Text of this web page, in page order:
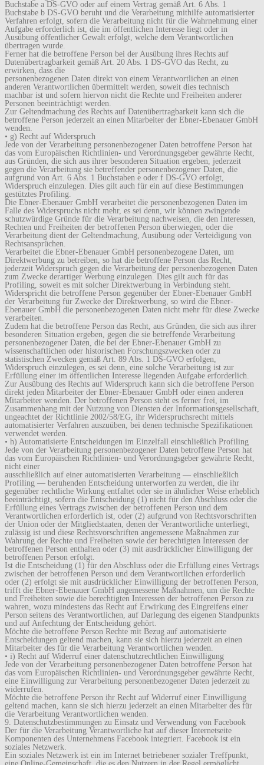
Buchstabe a DS-GVO oder auf einem Vertrag gemäß Art. 6 Abs. 1
Buchstabe b DS-GVO beruht und die Verarbeitung mithilfe automatisierter
Verfahren erfolgt, sofern die Verarbeitung nicht für die Wahrnehmung einer
Aufgabe erforderlich ist, die im öffentlichen Interesse liegt oder in
Ausübung öffentlicher Gewalt erfolgt, welche dem Verantwortlichen
übertragen wurde.
Ferner hat die betroffene Person bei der Ausübung ihres Rechts auf
Datenübertragbarkeit gemäß Art. 20 Abs. 1 DS-GVO das Recht, zu
erwirken, dass die
personenbezogenen Daten direkt von einem Verantwortlichen an einen
anderen Verantwortlichen übermittelt werden, soweit dies technisch
machbar ist und sofern hiervon nicht die Rechte und Freiheiten anderer
Personen beeinträchtigt werden.
Zur Geltendmachung des Rechts auf Datenübertragbarkeit kann sich die
betroffene Person jederzeit an einen Mitarbeiter der Ebner-Ebenauer GmbH
wenden.
• g) Recht auf Widerspruch
Jede von der Verarbeitung personenbezogener Daten betroffene Person hat
das vom Europäischen Richtlinien- und Verordnungsgeber gewährte Recht,
aus Gründen, die sich aus ihrer besonderen Situation ergeben, jederzeit
gegen die Verarbeitung sie betreffender personenbezogener Daten, die
aufgrund von Art. 6 Abs. 1 Buchstaben e oder f DS-GVO erfolgt,
Widerspruch einzulegen. Dies gilt auch für ein auf diese Bestimmungen
gestütztes Profiling.
Die Ebner-Ebenauer GmbH verarbeitet die personenbezogenen Daten im
Falle des Widerspruchs nicht mehr, es sei denn, wir können zwingende
schutzwürdige Gründe für die Verarbeitung nachweisen, die den Interessen,
Rechten und Freiheiten der betroffenen Person überwiegen, oder die
Verarbeitung dient der Geltendmachung, Ausübung oder Verteidigung von
Rechtsansprüchen.
Verarbeitet die Ebner-Ebenauer GmbH personenbezogene Daten, um
Direktwerbung zu betreiben, so hat die betroffene Person das Recht,
jederzeit Widerspruch gegen die Verarbeitung der personenbezogenen Daten
zum Zwecke derartiger Werbung einzulegen. Dies gilt auch für das
Profiling, soweit es mit solcher Direktwerbung in Verbindung steht.
Widerspricht die betroffene Person gegenüber der Ebner-Ebenauer GmbH
der Verarbeitung für Zwecke der Direktwerbung, so wird die Ebner-
Ebenauer GmbH die personenbezogenen Daten nicht mehr für diese Zwecke
verarbeiten.
Zudem hat die betroffene Person das Recht, aus Gründen, die sich aus ihrer
besonderen Situation ergeben, gegen die sie betreffende Verarbeitung
personenbezogener Daten, die bei der Ebner-Ebenauer GmbH zu
wissenschaftlichen oder historischen Forschungszwecken oder zu
statistischen Zwecken gemäß Art. 89 Abs. 1 DS-GVO erfolgen,
Widerspruch einzulegen, es sei denn, eine solche Verarbeitung ist zur
Erfüllung einer im öffentlichen Interesse liegenden Aufgabe erforderlich.
Zur Ausübung des Rechts auf Widerspruch kann sich die betroffene Person
direkt jeden Mitarbeiter der Ebner-Ebenauer GmbH oder einen anderen
Mitarbeiter wenden. Der betroffenen Person steht es ferner frei, im
Zusammenhang mit der Nutzung von Diensten der Informationsgesellschaft,
ungeachtet der Richtlinie 2002/58/EG, ihr Widerspruchsrecht mittels
automatisierter Verfahren auszuüben, bei denen technische Spezifikationen
verwendet werden.
• h) Automatisierte Entscheidungen im Einzelfall einschließlich Profiling
Jede von der Verarbeitung personenbezogener Daten betroffene Person hat
das vom Europäischen Richtlinien- und Verordnungsgeber gewährte Recht,
nicht einer
ausschließlich auf einer automatisierten Verarbeitung — einschließlich
Profiling — beruhenden Entscheidung unterworfen zu werden, die ihr
gegenüber rechtliche Wirkung entfaltet oder sie in ähnlicher Weise erheblich
beeinträchtigt, sofern die Entscheidung (1) nicht für den Abschluss oder die
Erfüllung eines Vertrags zwischen der betroffenen Person und dem
Verantwortlichen erforderlich ist, oder (2) aufgrund von Rechtsvorschriften
der Union oder der Mitgliedstaaten, denen der Verantwortliche unterliegt,
zulässig ist und diese Rechtsvorschriften angemessene Maßnahmen zur
Wahrung der Rechte und Freiheiten sowie der berechtigten Interessen der
betroffenen Person enthalten oder (3) mit ausdrücklicher Einwilligung der
betroffenen Person erfolgt.
Ist die Entscheidung (1) für den Abschluss oder die Erfüllung eines Vertrags
zwischen der betroffenen Person und dem Verantwortlichen erforderlich
oder (2) erfolgt sie mit ausdrücklicher Einwilligung der betroffenen Person,
trifft die Ebner-Ebenauer GmbH angemessene Maßnahmen, um die Rechte
und Freiheiten sowie die berechtigten Interessen der betroffenen Person zu
wahren, wozu mindestens das Recht auf Erwirkung des Eingreifens einer
Person seitens des Verantwortlichen, auf Darlegung des eigenen Standpunkts
und auf Anfechtung der Entscheidung gehört.
Möchte die betroffene Person Rechte mit Bezug auf automatisierte
Entscheidungen geltend machen, kann sie sich hierzu jederzeit an einen
Mitarbeiter des für die Verarbeitung Verantwortlichen wenden.
• i) Recht auf Widerruf einer datenschutzrechtlichen Einwilligung
Jede von der Verarbeitung personenbezogener Daten betroffene Person hat
das vom Europäischen Richtlinien- und Verordnungsgeber gewährte Recht,
eine Einwilligung zur Verarbeitung personenbezogener Daten jederzeit zu
widerrufen.
Möchte die betroffene Person ihr Recht auf Widerruf einer Einwilligung
geltend machen, kann sie sich hierzu jederzeit an einen Mitarbeiter des für
die Verarbeitung Verantwortlichen wenden.
9. Datenschutzbestimmungen zu Einsatz und Verwendung von Facebook
Der für die Verarbeitung Verantwortliche hat auf dieser Internetseite
Komponenten des Unternehmens Facebook integriert. Facebook ist ein
soziales Netzwerk.
Ein soziales Netzwerk ist ein im Internet betriebener sozialer Treffpunkt,